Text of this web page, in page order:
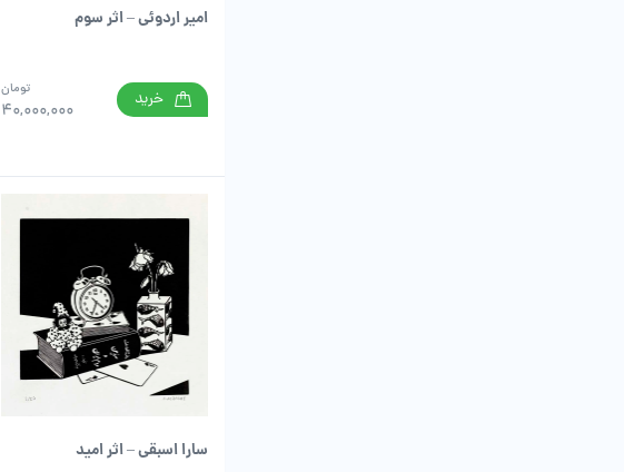
امیر اردوئی – اثر سوم
40,000,000
تومان خرید
سارا اسبقی – اثر امید